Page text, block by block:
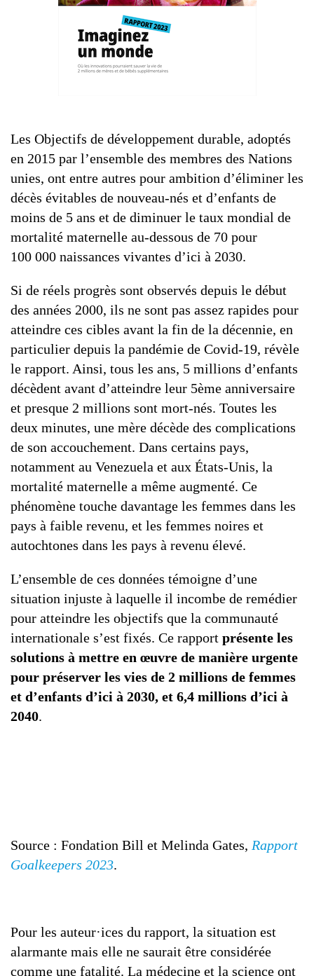
Les Objectifs de développement durable, adoptés
en 2015 par l’ensemble des membres des Nations
unies, ont entre autres pour ambition d’éliminer les
décès évitables de nouveau-nés et d’enfants de
moins de 5 ans et de diminuer le taux mondial de
mortalité maternelle au-dessous de 70 pour
100 000 naissances vivantes d’ici à 2030.
Si de réels progrès sont observés depuis le début
des années 2000, ils ne sont pas assez rapides pour
atteindre ces cibles avant la fin de la décennie, en
particulier depuis la pandémie de Covid-19, révèle
le rapport. Ainsi, tous les ans, 5 millions d’enfants
décèdent avant d’atteindre leur 5ème anniversaire
et presque 2 millions sont mort-nés. Toutes les
deux minutes, une mère décède des complications
de son accouchement. Dans certains pays,
notamment au Venezuela et aux États-Unis, la
mortalité maternelle a même augmenté. Ce
phénomène touche davantage les femmes dans les
pays à faible revenu, et les femmes noires et
autochtones dans les pays à revenu élevé.
L’ensemble de ces données témoigne d’une
situation injuste à laquelle il incombe de remédier
pour atteindre les objectifs que la communauté
internationale s’est fixés. Ce rapport présente les
solutions à mettre en œuvre de manière urgente
pour préserver les vies de 2 millions de femmes
et d’enfants d’ici à 2030, et 6,4 millions d’ici à
2040.
Source : Fondation Bill et Melinda Gates, Rapport
Goalkeepers 2023.
Pour les auteur·ices du rapport, la situation est
alarmante mais elle ne saurait être considérée
comme une fatalité. La médecine et la science ont